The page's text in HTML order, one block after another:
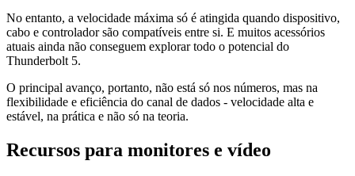
No entanto, a velocidade máxima só é atingida quando dispositivo,
cabo e controlador são compatíveis entre si. E muitos acessórios
atuais ainda não conseguem explorar todo o potencial do
Thunderbolt 5.
O principal avanço, portanto, não está só nos números, mas na
flexibilidade e eficiência do canal de dados - velocidade alta e
estável, na prática e não só na teoria.
Recursos para monitores e vídeo